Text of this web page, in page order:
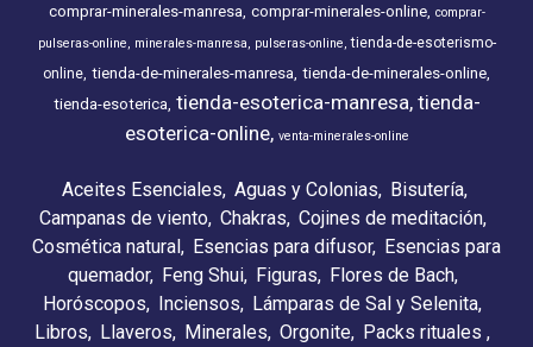
comprar-minerales-manresa comprar-minerales-online comprar-
pulseras-online
minerales-manresa pulseras-online tienda-de-esoterismo-
online tienda-de-minerales-manresa tienda-de-minerales-online
tienda-esoterica tienda-esoterica-manresa tienda-
esoterica-online venta-minerales-online
Aceites Esenciales Aguas y Colonias
Bisutería
Campanas de viento Chakras Cojines de meditación
Cosmética natural Esencias para difusor Esencias para
quemador
Feng Shui Figuras
Flores de Bach
Horóscopos
Inciensos
Lámparas de Sal y Selenita
Libros
Llaveros Minerales Orgonite Packs rituales